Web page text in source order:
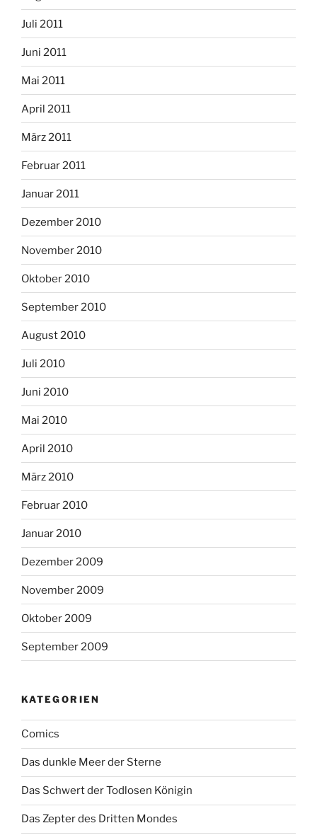
Juli 2011
Juni 2011
Mai 2011
April 2011
März 2011
Februar 2011
Januar 2011
Dezember 2010
November 2010
Oktober 2010
September 2010
August 2010
Juli 2010
Juni 2010
Mai 2010
April 2010
März 2010
Februar 2010
Januar 2010
Dezember 2009
November 2009
Oktober 2009
September 2009
KATEGORIEN
Comics
Das dunkle Meer der Sterne
Das Schwert der Todlosen Königin
Das Zepter des Dritten Mondes